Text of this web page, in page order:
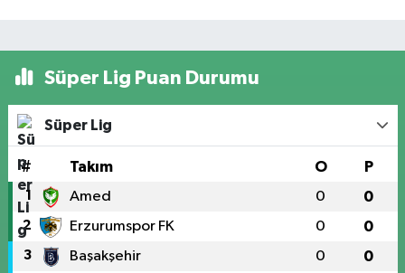
Süper Lig Puan Durumu
Süper Lig
# Takım O P
1 Amed 0 0
2 Erzurumspor FK 0 0
3 Başakşehir 0 0